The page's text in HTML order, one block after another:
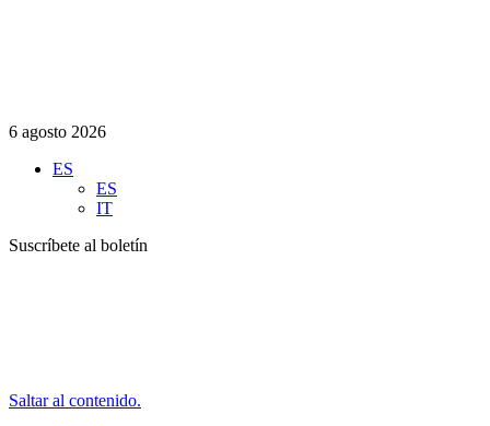
6 agosto 2026
ES
ES
IT
Suscríbete al boletín
Saltar al contenido.